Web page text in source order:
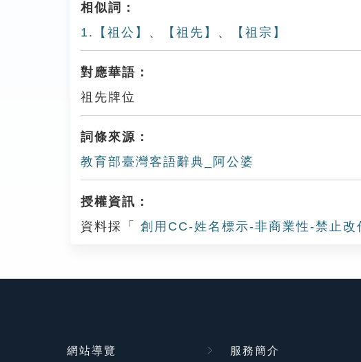
相似詞：
1.【祖公】 、 【祖先】 、 【祖宗】
對應華語：
祖先牌位
詞條來源：
教育部臺灣客語辭典_阿公婆
授權資訊：
資料採「
創用CC-姓名標示-非商業性-禁止
網站導覽 服務簡介